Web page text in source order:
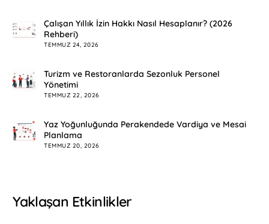
Çalışan Yıllık İzin Hakkı Nasıl Hesaplanır? (2026
Rehberi)
TEMMUZ 24, 2026
Turizm ve Restoranlarda Sezonluk Personel
Yönetimi
TEMMUZ 22, 2026
Yaz Yoğunluğunda Perakendede Vardiya ve Mesai
Planlama
TEMMUZ 20, 2026
Yaklaşan Etkinlikler